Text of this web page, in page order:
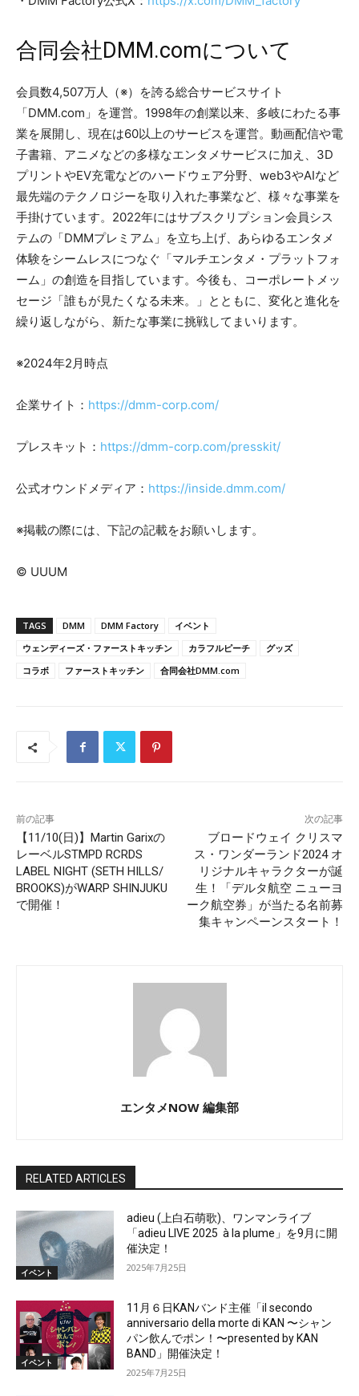
合同会社DMM.comについて
会員数4,507万人（※）を誇る総合サービスサイト
「DMM.com」を運営。1998年の創業以来、多岐にわたる事
業を展開し、現在は60以上のサービスを運営。動画配信や電
子書籍、アニメなどの多様なエンタメサービスに加え、3D
プリントやEV充電などのハードウェア分野、web3やAIなど
最先端のテクノロジーを取り入れた事業など、様々な事業を
手掛けています。2022年にはサブスクリプション会員シス
テムの「DMMプレミアム」を立ち上げ、あらゆるエンタメ
体験をシームレスにつなぐ「マルチエンタメ・プラットフォ
ーム」の創造を目指しています。今後も、コーポレートメッ
セージ「誰もが見たくなる未来。」とともに、変化と進化を
繰り返しながら、新たな事業に挑戦してまいります。
※2024年2月時点
企業サイト： https://dmm-corp.com/
プレスキット： https://dmm-corp.com/presskit/
公式オウンドメディア： https://inside.dmm.com/
※掲載の際には、下記の記載をお願いします。
© UUUM
TAGS DMM DMM Factory
イベント
ウェンディーズ・ファーストキッチン
カラフルピーチ
グッズ
コラボ
ファーストキッチン 合同会社DMM.com
前の記事
【11/10(日)】Martin Garixの
レーベルSTMPD RCRDS
LABEL NIGHT (SETH HILLS/
BROOKS)がWARP SHINJUKU
で開催！
次の記事
ブロードウェイ クリスマ
ス・ワンダーランド2024 オ
リジナルキャラクターが誕
生！「デルタ航空 ニューヨ
ーク航空券」が当たる名前募
集キャンペーンスタート！
エンタメNOW 編集部
RELATED ARTICLES
イベント
adieu (上白石萌歌)、ワンマンライブ
「adieu LIVE 2025 à la plume」を9月に開
催決定！
2025年7月25日
イベント
11月６日KANバンド主催「il secondo
anniversario della morte di KAN 〜シャン
パン飲んでポン！〜presented by KAN
BAND」開催決定！
2025年7月25日